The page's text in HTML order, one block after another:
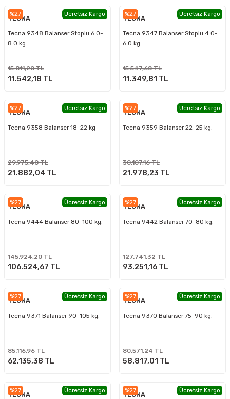
%27 Ücretsiz Kargo
TECNA
Tecna 9348 Balanser Stoplu 6.0-
8.0 kg.
15.811,20 TL
11.542,18 TL
%27 Ücretsiz Kargo
TECNA
Tecna 9347 Balanser Stoplu 4.0-
6.0 kg.
15.547,68 TL
11.349,81 TL
%27 Ücretsiz Kargo
TECNA
Tecna 9358 Balanser 18-22 kg
29.975,40 TL
21.882,04 TL
%27 Ücretsiz Kargo
TECNA
Tecna 9359 Balanser 22-25 kg.
30.107,16 TL
21.978,23 TL
%27 Ücretsiz Kargo
TECNA
Tecna 9444 Balanser 80-100 kg.
145.924,20 TL
106.524,67 TL
%27 Ücretsiz Kargo
TECNA
Tecna 9442 Balanser 70-80 kg.
127.741,32 TL
93.251,16 TL
%27 Ücretsiz Kargo
TECNA
Tecna 9371 Balanser 90-105 kg.
85.116,96 TL
62.135,38 TL
%27 Ücretsiz Kargo
TECNA
Tecna 9370 Balanser 75-90 kg.
80.571,24 TL
58.817,01 TL
%27 Ücretsiz Kargo
TECNA
%27 Ücretsiz Kargo
TECNA